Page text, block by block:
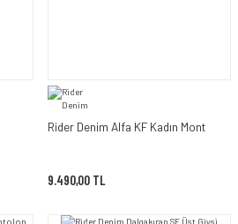
Rider Denim Alfa KF Kadın Mont
9.490,00 TL